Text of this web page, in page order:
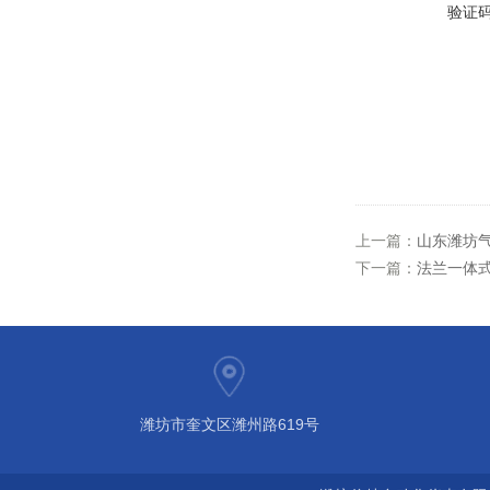
验证
上一篇： 山东潍坊
下一篇： 法兰一体
潍坊市奎文区潍州路619号